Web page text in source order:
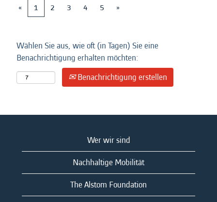
«
1 2 3 4 5 »
Wählen Sie aus, wie oft (in Tagen) Sie eine
Benachrichtigung erhalten möchten:
Benachrichtigung erstellen
Wer wir sind
Nachhaltige Mobilität
The Alstom Foundation